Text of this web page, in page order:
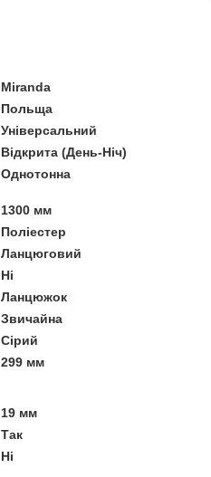
Miranda
Польща
Універсальний
Відкрита (День-Ніч)
Однотонна
1300 мм
Поліестер
Ланцюговий
Ні
Ланцюжок
Звичайна
Сірий
299 мм
19 мм
Так
Ні